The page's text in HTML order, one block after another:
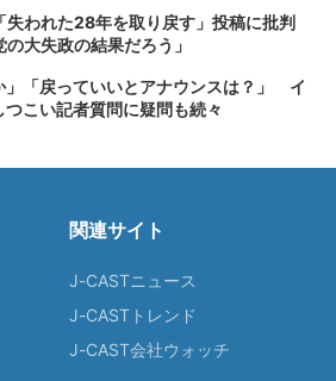
失われた28年を取り戻す」投稿に批判
大失政の結果だろう」
」「戻っていいとアナウンスは？」 イ
こい記者質問に疑問も続々
関連サイト
J-CASTニュース
J-CASTトレンド
J-CAST会社ウォッチ